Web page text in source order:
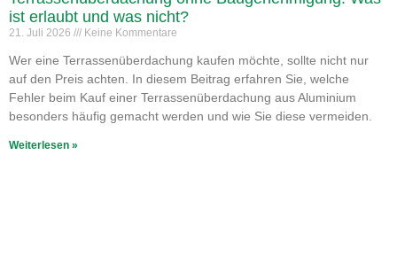
ist erlaubt und was nicht?
21. Juli 2026 Keine Kommentare
Wer eine Terrassenüberdachung kaufen möchte, sollte nicht nur
auf den Preis achten. In diesem Beitrag erfahren Sie, welche
Fehler beim Kauf einer Terrassenüberdachung aus Aluminium
besonders häufig gemacht werden und wie Sie diese vermeiden.
Weiterlesen »